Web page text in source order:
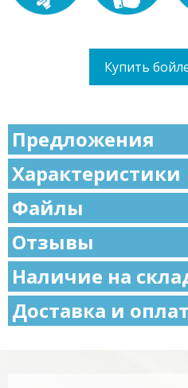
Купить
Предложения
Характеристики
Файлы
Отзывы
Наличие на
Доставка и